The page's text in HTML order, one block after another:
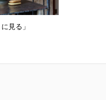
見る」